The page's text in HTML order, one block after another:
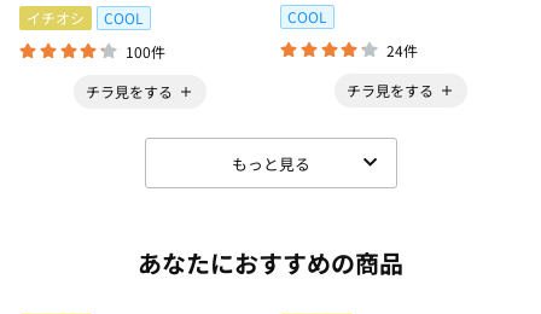
イチオシ
COOL
100件
チラ見をする
COOL
24件
チラ見をする
もっと見る
あなたにおすすめの商品